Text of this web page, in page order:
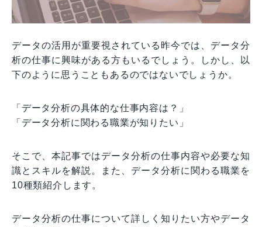
データの活用が重要視されている昨今では、データ分
析の仕事に興味がある方もいるでしょう。しかし、以
下のように思うこともあるのではないでしょうか。
「データ分析の具体的な仕事内容は？」
「データ分析に関わる職業が知りたい」
そこで、本記事ではデータ分析の仕事内容や必要な知
識とスキルを解説。また、データ分析に関わる職業を
10種類紹介します。
データ分析の仕事について詳しく知りたい方やデータ